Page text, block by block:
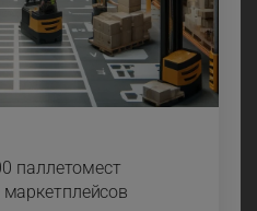
паллетомест